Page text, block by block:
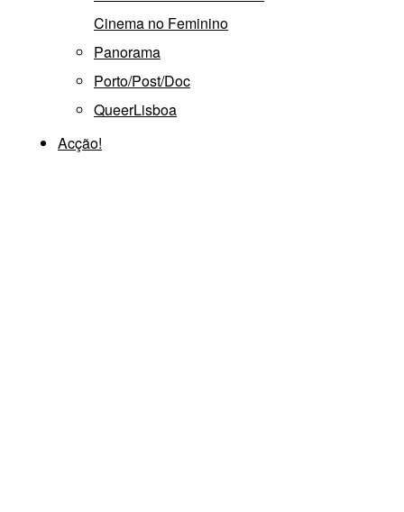
Cinema no Feminino
Panorama
Porto/Post/Doc
QueerLisboa
Acção!